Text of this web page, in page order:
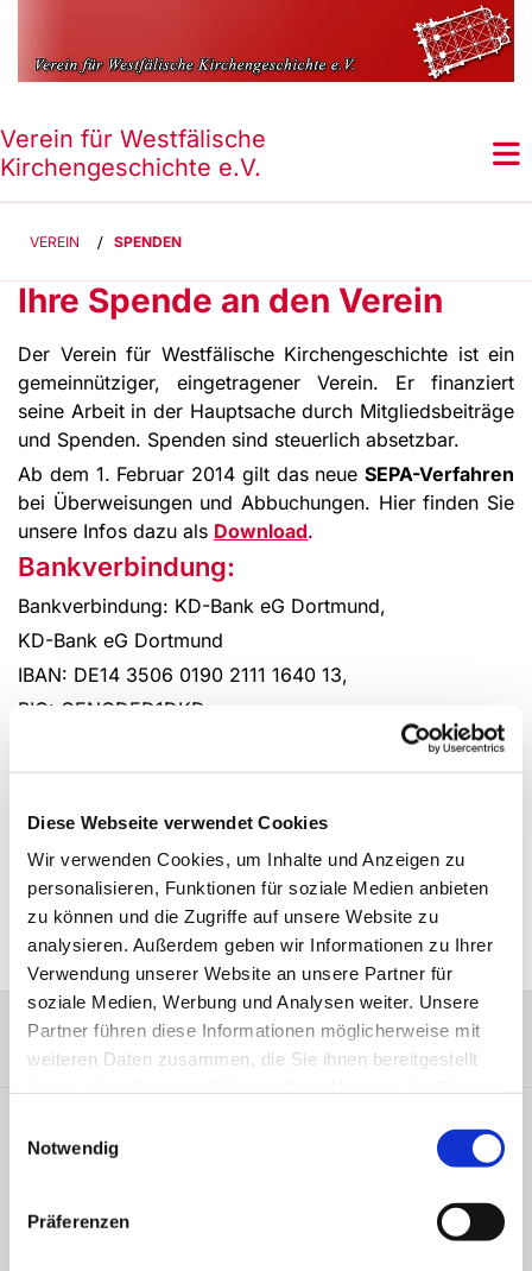
Diese Webseite verwendet Cookies
Wir verwenden Cookies, um Inhalte und Anzeigen zu
personalisieren, Funktionen für soziale Medien anbieten
zu können und die Zugriffe auf unsere Website zu
analysieren. Außerdem geben wir Informationen zu Ihrer
Verwendung unserer Website an unsere Partner für
soziale Medien, Werbung und Analysen weiter. Unsere
Partner führen diese Informationen möglicherweise mit
weiteren Daten zusammen, die Sie ihnen bereitgestellt
Notwendig
Präferenzen
Verein für Westfälische
Kirchengeschichte e.V.
VEREIN / SPENDEN
Ihre Spende an den Verein
Der Verein für Westfälische Kirchengeschichte ist ein
gemeinnütziger, eingetragener Verein. Er finanziert
seine Arbeit in der Hauptsache durch Mitgliedsbeiträge
und Spenden. Spenden sind steuerlich absetzbar.
Ab dem 1. Februar 2014 gilt das neue SEPA-Verfahren
bei Überweisungen und Abbuchungen. Hier finden Sie
unsere Infos dazu als Download.
Bankverbindung:
Bankverbindung: KD-Bank eG Dortmund,
KD-Bank eG Dortmund
IBAN: DE14 3506 0190 2111 1640 13,
BIC: GENODED1DKD
Der Verein wird finanziell gefördert von der
Evangelischen Kirche von Westfalenund der
Lippischen Landeskirchesowie durch den
Landschaftsverband Westfalen-Lippe.
Verein für Westfälische Kirchengeschichte e.V.